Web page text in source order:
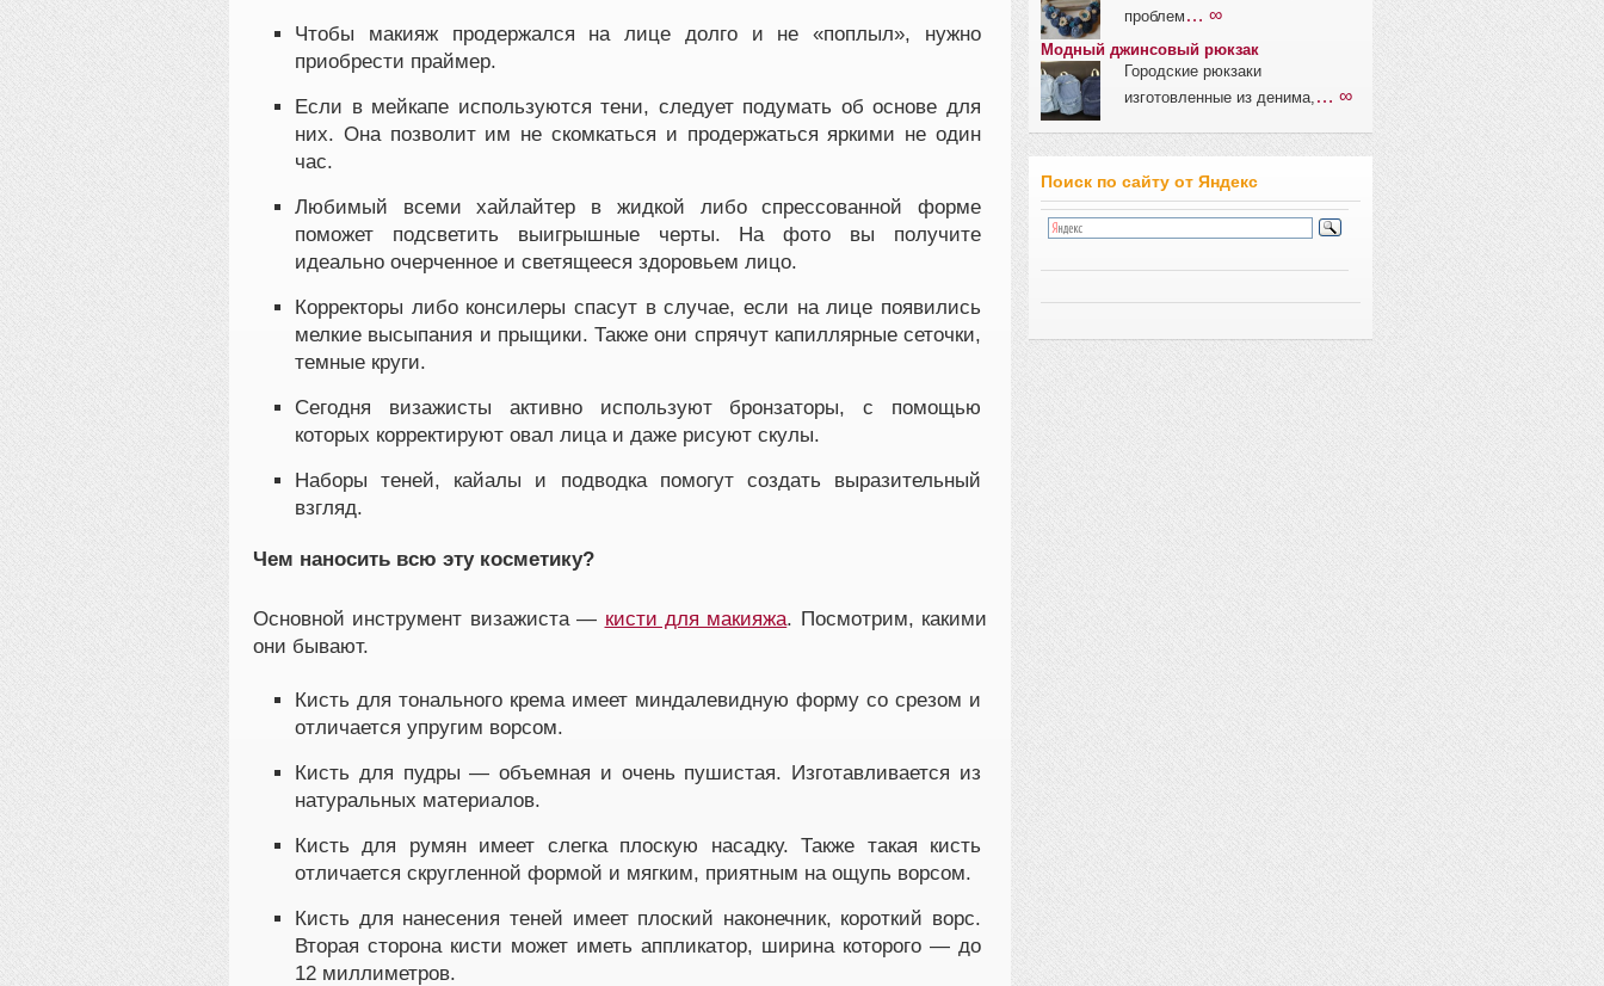
Чтобы макияж продержался на лице долго и не «поплыл», нужно
приобрести праймер.
Если в мейкапе используются тени, следует подумать об основе для
них. Она позволит им не скомкаться и продержаться яркими не один
час.
Любимый всеми хайлайтер в жидкой либо спрессованной форме
поможет подсветить выигрышные черты. На фото вы получите
идеально очерченное и светящееся здоровьем лицо.
Корректоры либо консилеры спасут в случае, если на лице появились
мелкие высыпания и прыщики. Также они спрячут капиллярные сеточки,
темные круги.
Сегодня визажисты активно используют бронзаторы, с помощью
которых корректируют овал лица и даже рисуют скулы.
Наборы теней, кайалы и подводка помогут создать выразительный
взгляд.
Чем наносить всю эту косметику?
Основной инструмент визажиста — кисти для макияжа. Посмотрим, какими
они бывают.
Кисть для тонального крема имеет миндалевидную форму со срезом и
отличается упругим ворсом.
Кисть для пудры — объемная и очень пушистая. Изготавливается из
натуральных материалов.
Кисть для румян имеет слегка плоскую насадку. Также такая кисть
отличается скругленной формой и мягким, приятным на ощупь ворсом.
Кисть для нанесения теней имеет плоский наконечник, короткий ворс.
Вторая сторона кисти может иметь аппликатор, ширина которого — до
12 миллиметров.
проблем … ∞
Модный джинсовый рюкзак
Городские рюкзаки
изготовленные из денима, … ∞
Поиск по сайту от Яндекс